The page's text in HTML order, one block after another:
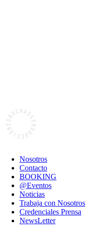
Nosotros
Contacto
BOOKING
@Eventos
Noticias
Trabaja con Nosotros
Credenciales Prensa
NewsLetter